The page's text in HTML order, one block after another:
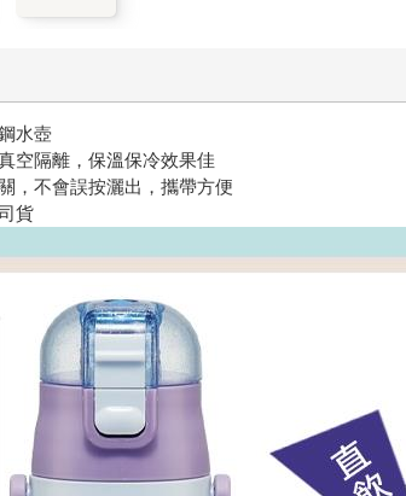
水壺
空隔離，保溫保冷效果佳
，不會誤按灑出，攜帶方便
貨